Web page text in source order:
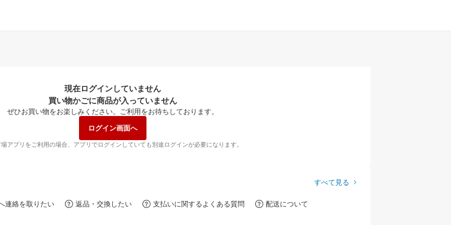
現在ログインしていません
買い物かごに商品が入っていません
ぜひお買い物をお楽しみください。 ご利用をお待ちしております。
ログイン画面へ
アプリをご利用の場合、アプリでログインしていても別途ログインが必要になります。
すべて見る
連絡を取りたい 返品・交換したい 支払いに関するよくある質問 配送について